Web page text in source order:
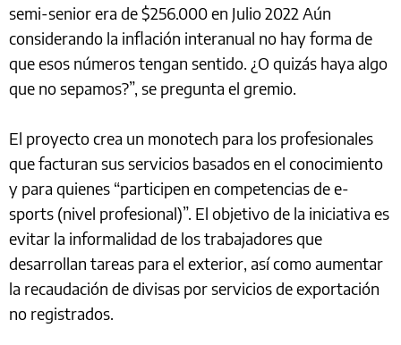
semi-senior era de $256.000 en Julio 2022 Aún
considerando la inflación interanual no hay forma de
que esos números tengan sentido. ¿O quizás haya algo
que no sepamos?”, se pregunta el gremio.
El proyecto crea un monotech para los profesionales
que facturan sus servicios basados en el conocimiento
y para quienes “participen en competencias de e-
sports (nivel profesional)”. El objetivo de la iniciativa es
evitar la informalidad de los trabajadores que
desarrollan tareas para el exterior, así como aumentar
la recaudación de divisas por servicios de exportación
no registrados.